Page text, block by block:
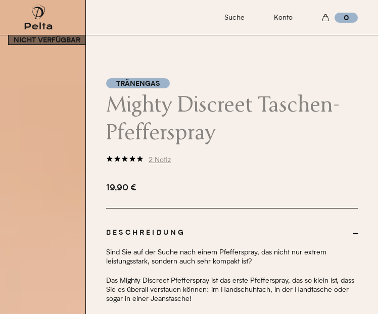
Suche Konto 0
NICHT VERFÜGBAR
TRÄNENGAS
Mighty Discreet Taschen-
Pfefferspray
2 Notiz
19,90 €
BESCHREIBUNG
Sind Sie auf der Suche nach einem Pfefferspray, das nicht nur extrem
leistungsstark, sondern auch sehr kompakt ist?
Das Mighty Discreet Pfefferspray ist das erste Pfefferspray, das so klein ist, dass
Sie es überall verstauen können: im Handschuhfach, in der Handtasche oder
sogar in einer Jeanstasche!